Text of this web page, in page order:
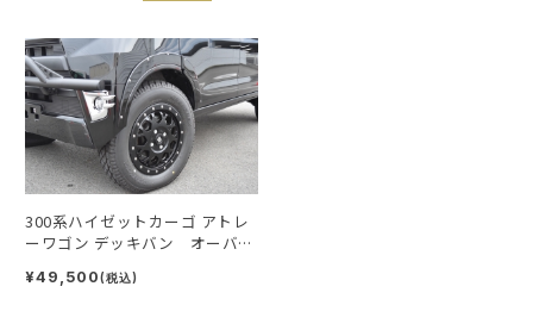
300系ハイゼットカーゴ アトレ
ーワゴン デッキバン オーバー
¥49,500(税込)